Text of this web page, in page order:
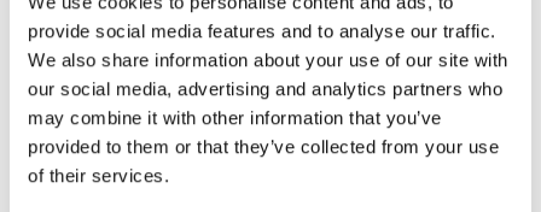
provide social media features and to analyse our traffic.
We also share information about your use of our site with
our social media, advertising and analytics partners who
may combine it with other information that you’ve
provided to them or that they’ve collected from your use
of their services.
Privacy*